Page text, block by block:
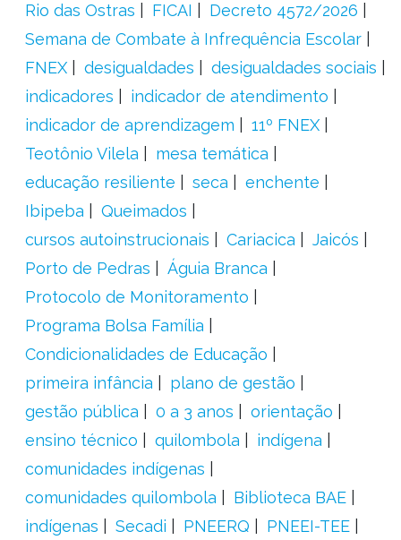
Rio das Ostras
FICAI
Decreto 4572/2026
Semana de Combate à Infrequência Escolar
FNEX
desigualdades
desigualdades sociais
indicadores
indicador de atendimento
indicador de aprendizagem
11º FNEX
Teotônio Vilela
mesa temática
educação resiliente
seca
enchente
Ibipeba
Queimados
cursos autoinstrucionais
Cariacica
Jaicós
Porto de Pedras
Águia Branca
Protocolo de Monitoramento
Programa Bolsa Família
Condicionalidades de Educação
primeira infância
plano de gestão
gestão pública
0 a 3 anos
orientação
ensino técnico
quilombola
indígena
comunidades indígenas
comunidades quilombola
Biblioteca BAE
indígenas
Secadi PNEERQ
PNEEI-TEE